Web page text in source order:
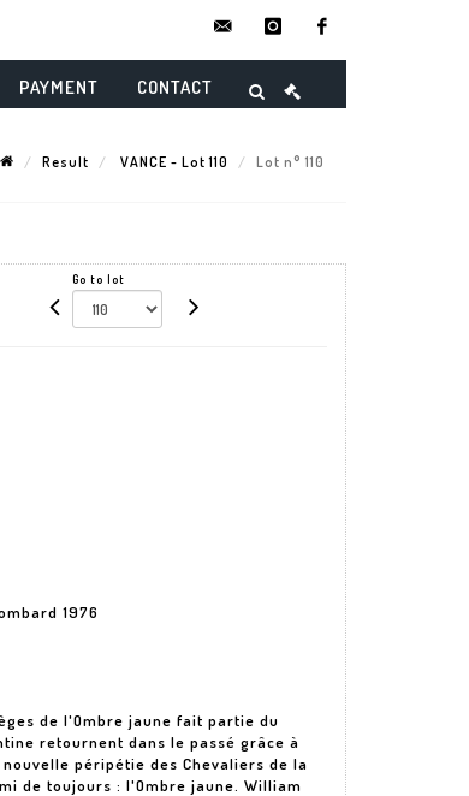
instagram
PAYMENT CONTACT
Result VANCE - Lot 110 Lot n° 110
Go to lot
1976
de l'Ombre jaune fait partie du
retournent dans le passé grâce à
péripétie des Chevaliers de la
de toujours : l'Ombre jaune. William